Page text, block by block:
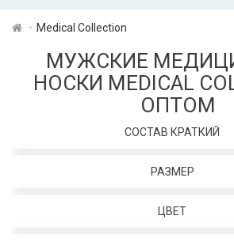
Medical Collection
МУЖСКИЕ
НОСКИ MEDICAL
ОПТОМ
СОСТАВ КРАТКИЙ
РАЗМЕР
ЦВЕТ